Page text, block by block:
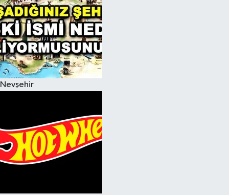
Nevşehir